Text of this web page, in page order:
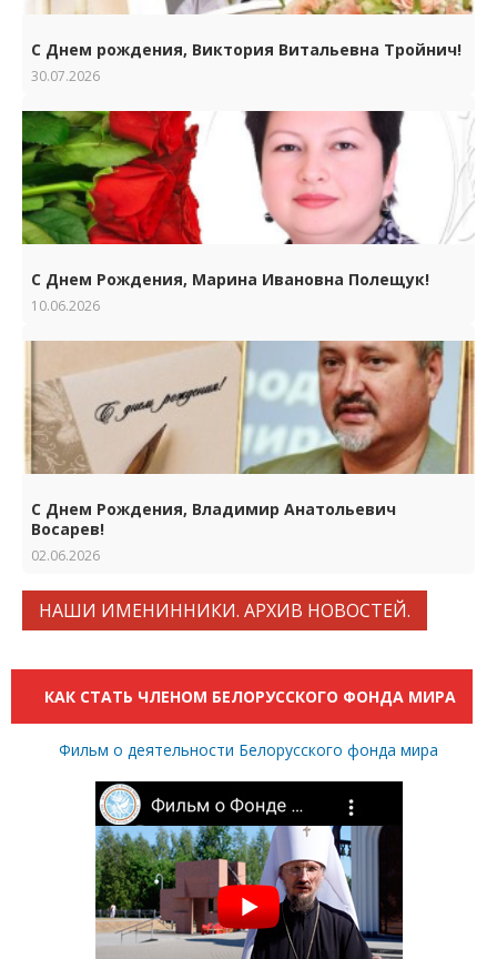
С Днем рождения, Виктория Витальевна Тройнич!
30.07.2026
С Днем Рождения, Марина Ивановна Полещук!
10.06.2026
С Днем Рождения, Владимир Анатольевич
Восарев!
02.06.2026
НАШИ ИМЕНИННИКИ. АРХИВ НОВОСТЕЙ.
КАК СТАТЬ ЧЛЕНОМ БЕЛОРУССКОГО ФОНДА МИРА
Фильм о деятельности Белорусского фонда мира